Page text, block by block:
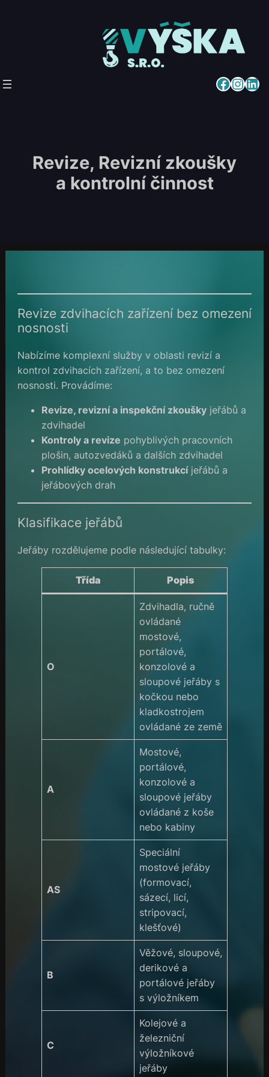
Facebook InstagramLinkedIn
Revize, Revizní zkoušky
a kontrolní činnost
Revize zdvihacích zařízení bez omezení
nosnosti
Nabízíme komplexní služby v oblasti revizí a
kontrol zdvihacích zařízení, a to bez omezení
nosnosti. Provádíme:
Revize, revizní a inspekční zkouškyjeřábů a
zdvihadel
Kontroly a revize pohyblivých pracovních
plošin, autozvedáků a dalších zdvihadel
Prohlídky ocelových konstrukcíjeřábů a
jeřábových drah
Klasifikace jeřábů
Jeřáby rozdělujeme podle následující tabulky:
Třída Popis
O
Zdvihadla, ručně
ovládané
mostové,
portálové,
konzolové a
sloupové jeřáby s
kočkou nebo
kladkostrojem
ovládané ze země
A
Mostové,
portálové,
konzolové a
sloupové jeřáby
ovládané z koše
nebo kabiny
AS
Speciální
mostové jeřáby
(formovací,
sázecí, licí,
stripovací,
klešťové)
B
Věžové, sloupové,
derikové a
portálové jeřáby
s výložníkem
C
Kolejové a
železniční
výložníkové
jeřáby